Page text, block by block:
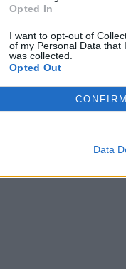
Opted In
I want to opt-out of
of my Personal Data that
was collected.
Opted Out
CONFIRM
Data
NÁŠ TIP
COLLECTIF MARIA